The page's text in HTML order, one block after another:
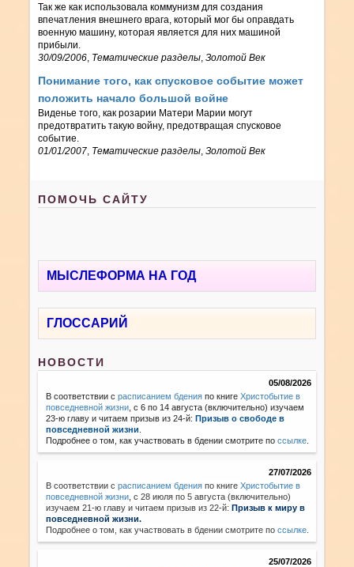
Так же как использовала коммунизм для создания
впечатления внешнего врага, который мог бы оправдать
военную машину, которая является для них машиной
прибыли.
30/09/2006 Тематические разделы ,Золотой Век
Понимание того, как спусковое событие может
положить начало большой войне
Виденье того, как розарии Матери Марии могут
предотвратить такую войну, предотвращая спусковое
событие.
01/01/2007 Тематические разделы ,Золотой Век
ПОМОЧЬ САЙТУ
МЫСЛЕФОРМА НА ГОД
ГЛОССАРИЙ
НОВОСТИ
05/08/2026
В соответствии срасписанием бдения по книгеХристобытие в
повседневной жизни , с 6 по 14 августа (включительно) изучаем
23-ю главу и читаем призыв из 24-й:Призыв о свободе в
повседневной жизни
Подробнее о том, как участвовать в бдении смотрите поссылке
27/07/2026
В соответствии с расписанием бдения по книгеХристобытие в
повседневной жизни с 28 июля по 5 августа (включительно)
изучаем 21-ю главу и читаем призыв из 22-й:Призыв к миру в
повседневной жизни.
Подробнее о том, как участвовать в бдении смотрите поссылке
25/07/2026